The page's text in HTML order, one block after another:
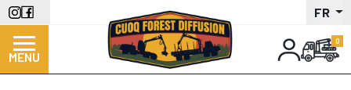
Aller
au
contenu
principal
FR
MENU